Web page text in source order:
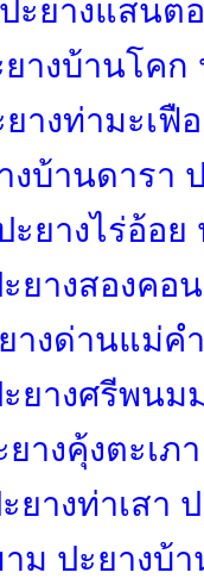
ะยางแสนตอ
างบ้านโคก
างท่ามะเฟื
งบ้านดารา
ยางไร่อ้อย
ยางสองคอ
างด่านแม่ค
ยางศรีพน
างคุ้งตะเภ
ยางท่าเสา
ปะยางบ้า